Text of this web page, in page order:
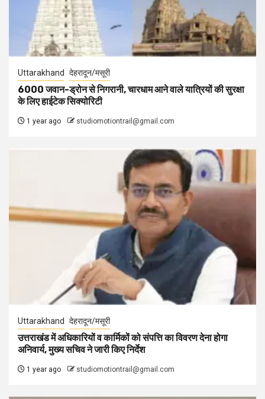
Uttarakhand देहरादून/मसूरी
6000 जवान-ड्रोन से निगरानी, चारधाम आने वाले यात्रियों की सुरक्षा
के लिए हाईटेक सिक्योरिटी
1 year ago studiomotiontrail@gmail.com
Uttarakhand देहरादून/मसूरी
उत्तराखंड में अधिकारियों व कार्मिकों को संपत्ति का विवरण देना होगा
अनिवार्य, मुख्य सचिव ने जारी किए निर्देश
1 year ago studiomotiontrail@gmail.com